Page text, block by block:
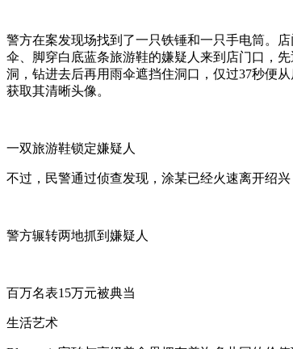
警方在案发现场找到了一只铁锤和一只手电筒。
伞、脚穿白底蓝条旅游鞋的嫌疑人来到店门口，
洞，钻进去后再用雨伞遮挡住洞口，仅过37秒便
获取其清晰头像。
一双旅游鞋锁定嫌疑人
不过，民警通过侦查发现，涂某已经火速离开绍兴
警方辗转两地抓到嫌疑人
百万名表15万元被典当
生活艺术